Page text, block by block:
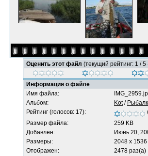
Оценить этот файл (текущий рейтинг: 1 / 5
Информация о файле
Имя файла:
Альбом:
Kot/
Рейтинг (голосов: 17):
Размер файла:
259 KB
Добавлен:
Июнь 20,
Размеры:
2048 x 1536
Отображен:
2478 раз(а)